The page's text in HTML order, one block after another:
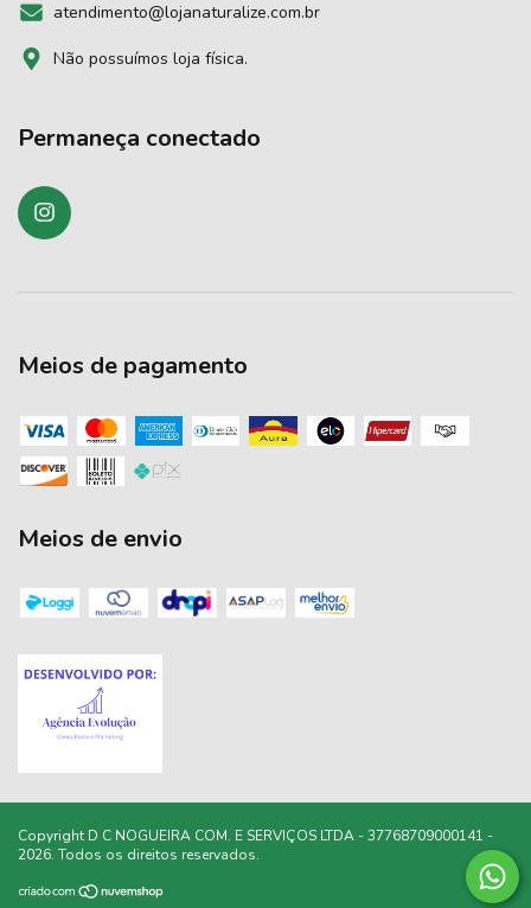
atendimento@lojanaturalize.com.br
Não possuímos loja física.
Permaneça conectado
Meios de pagamento
Meios de envio
Copyright D C NOGUEIRA COM. E SERVIÇOS LTDA - 37768709000141 -
2026. Todos os direitos reservados.